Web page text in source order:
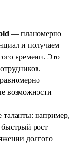
— планомерно
и получаем
времени. Это
возможности
например,
быстрый рост
долгого